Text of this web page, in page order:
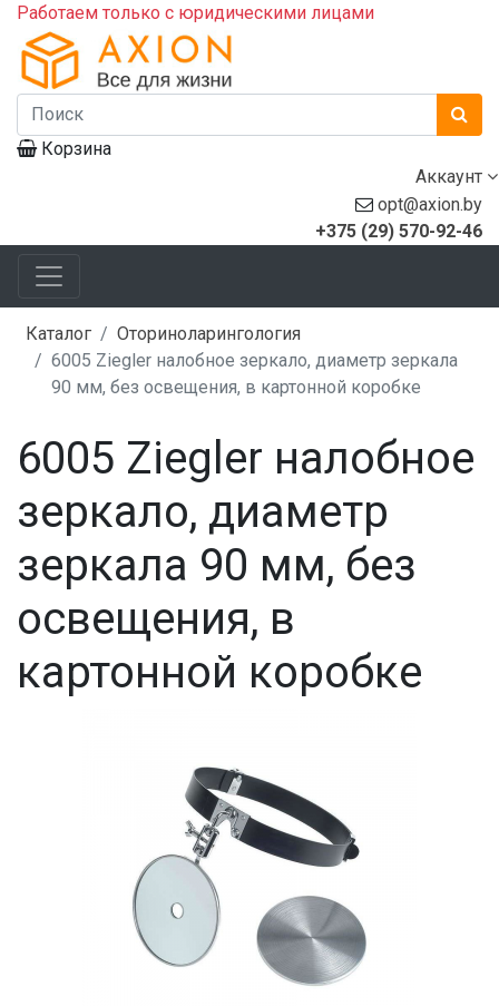
Работаем только с юридическими лицами
Корзина
Аккаунт
opt@axion.by
+375 (29) 570-92-46
Каталог
Оториноларингология
6005 Ziegler налобное зеркало, диаметр зеркала
90 мм, без освещения, в картонной коробке
6005 Ziegler налобное
зеркало, диаметр
зеркала 90 мм, без
освещения, в
картонной коробке